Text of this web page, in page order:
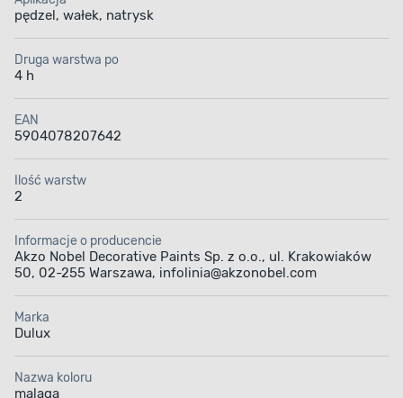
pędzel, wałek, natrysk
Druga warstwa po
4 h
EAN
5904078207642
Ilość warstw
2
Informacje o producencie
Akzo Nobel Decorative Paints Sp. z o.o., ul. Krakowiaków
50, 02-255 Warszawa, infolinia@akzonobel.com
Marka
Dulux
Nazwa koloru
malaga